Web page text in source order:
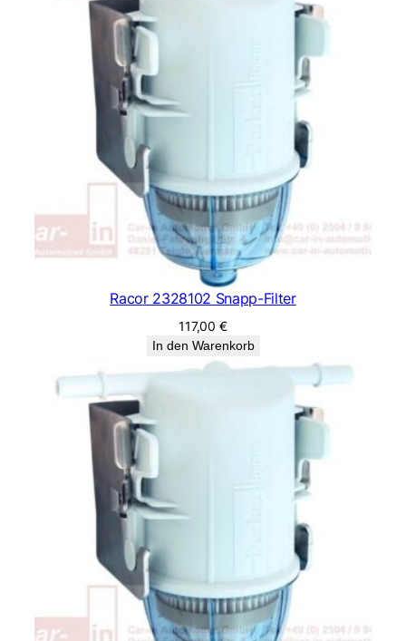
Racor 2328102 Snapp-Filter
117,00€
In den Warenkorb